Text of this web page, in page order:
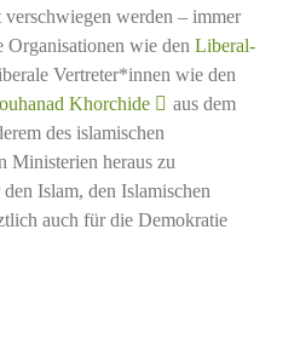
werden – immer
Organisationen wie den Liberal-
Vertreter*innen wie den
Khorchide
aus dem
des islamischen
Ministerien heraus zu
Islam, den Islamischen
auch für die Demokratie